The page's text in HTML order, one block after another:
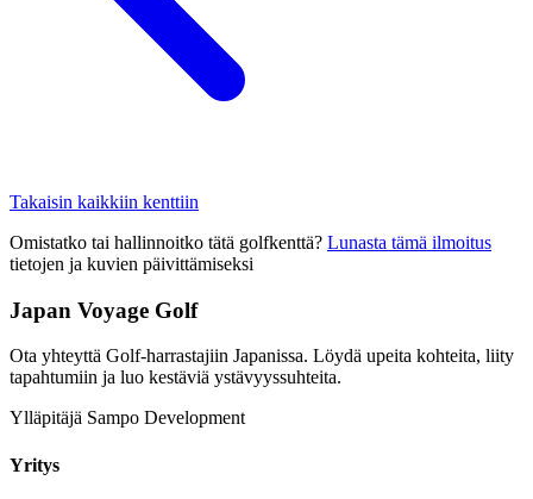
Takaisin kaikkiin kenttiin
Omistatko tai hallinnoitko tätä golfkenttä? Lunasta tämä ilmoitus
tietojen ja kuvien päivittämiseksi
Japan Voyage Golf
Ota yhteyttä Golf-harrastajiin Japanissa. Löydä upeita kohteita, liity
tapahtumiin ja luo kestäviä ystävyyssuhteita.
Ylläpitäjä Sampo Development
Yritys